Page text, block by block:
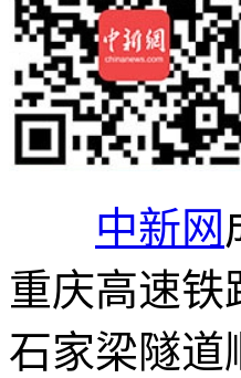
中新网
重庆高速
石家梁隧道